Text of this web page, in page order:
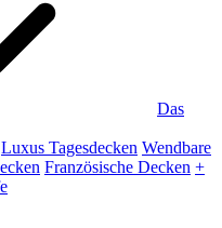
Das
Luxus Tagesdecken Wendbare
Französische Decken +